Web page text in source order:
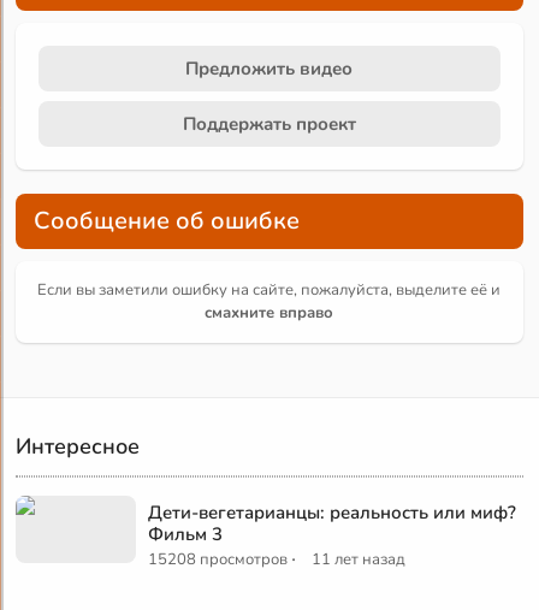
Предложить видео
Поддержать проект
Сообщение об ошибке
Если вы заметили ошибку на сайте, пожалуйста, выделите её и
смахните вправо
Интересное
Дети-вегетарианцы: реальность или миф?
Фильм 3
15208 просмотров · 11 лет назад